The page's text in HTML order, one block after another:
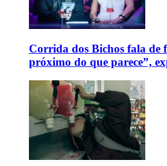
Corrida dos Bichos fala de
próximo do que parece”,